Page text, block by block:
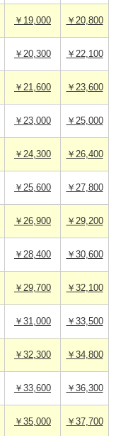
￥19,000 ￥20,800
￥20,300 ￥22,100
￥21,600 ￥23,600
￥23,000 ￥25,000
￥24,300 ￥26,400
￥25,600 ￥27,800
￥26,900 ￥29,200
￥28,400 ￥30,600
￥29,700 ￥32,100
￥31,000 ￥33,500
￥32,300 ￥34,800
￥33,600 ￥36,300
￥35,000 ￥37,700